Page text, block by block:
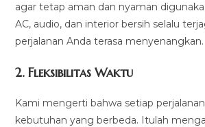
agar tetap aman dan nyaman
AC, audio, dan interior bersih selalu
perjalanan Anda terasa menyenangkan.
2.Fleksibilitas Waktu
Kami mengerti bahwa setiap
kebutuhan yang berbeda. Itulah